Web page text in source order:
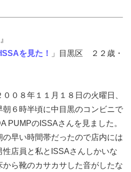
』
を見た！
」目黒区 ２２歳・
００８年１１月１８日の火曜日、
朝６時半頃に中目黒のコンビニで
PUMPのISSAさんを見ました。
の早い時間帯だったので店内には
性店員と私とISSAさんしかいな
ら靴のカサカサした音がしたな